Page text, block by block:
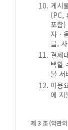
게시
(PC,
포함)
자ㆍ
글,
결제
택할
불 서
이용
에 지
제 3 조 (약관